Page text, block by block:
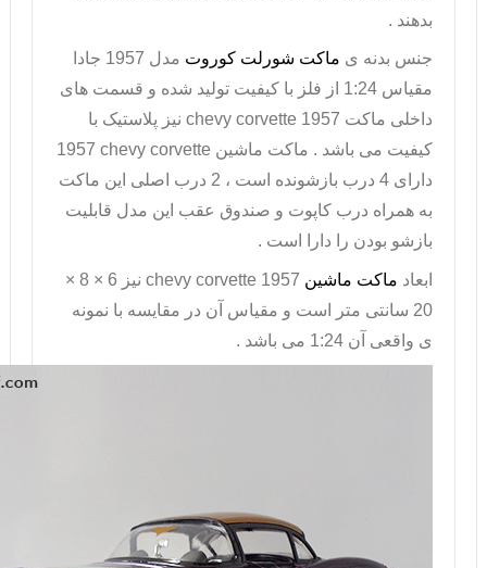
بدهند .
جنس بدنه ی ماکت شورلت کوروت
مدل 1957 جادا
مقیاس 1:24 از فلز با کیفیت تولید شده و قسمت های
داخلی ماکت chevy corvette 1957 نیز پلاستیک با
کیفیت می باشد . ماکت ماشین 1957 chevy corvette
دارای 4 درب بازشونده است ، 2 درب اصلی این ماکت
به همراه درب کاپوت و صندوق عقب این مدل قابلیت
بازشو بودن را دارا است .
ابعاد ماکت ماشین chevy corvette 1957
نیز 6 × 8 ×
20 سانتی متر است و مقیاس آن در مقایسه با نمونه
ی واقعی آن 1:24 می باشد .